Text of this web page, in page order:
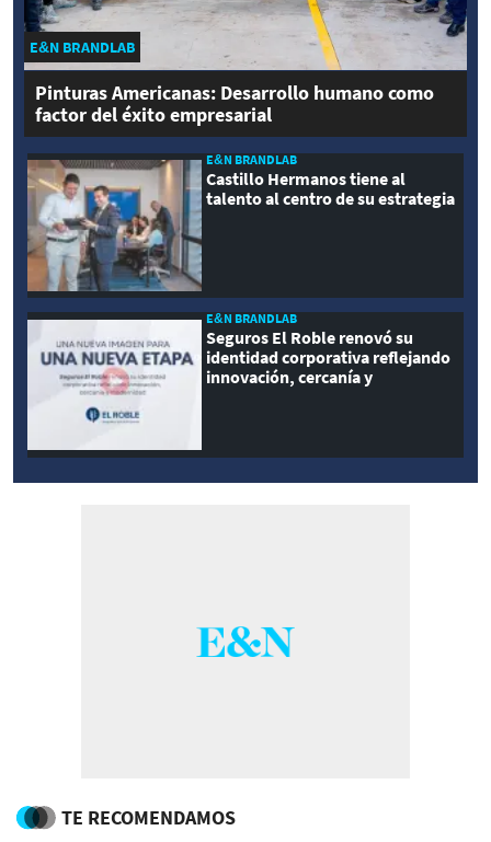
E&N BRANDLAB
Pinturas Americanas: Desarrollo humano como
factor del éxito empresarial
E&N BRANDLAB
Castillo Hermanos tiene al
talento al centro de su estrategia
E&N BRANDLAB
Seguros El Roble renovó su
identidad corporativa reflejando
innovación, cercanía y
TE RECOMENDAMOS